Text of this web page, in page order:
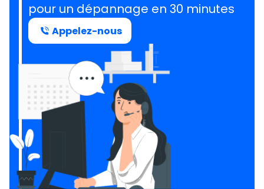
pour un dépannage en 30 minutes
Appelez-nous